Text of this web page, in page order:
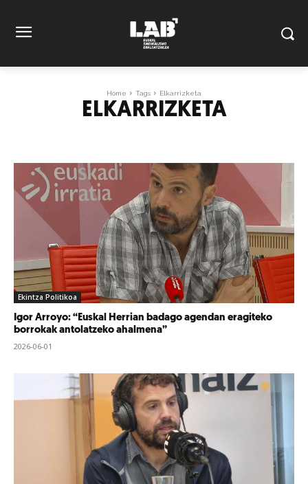
Home Tags Elkarrizketa
ELKARRIZKETA
Ekintza Politikoa
Igor Arroyo: “Euskal Herrian badago agendan eragiteko
borrokak antolatzeko ahalmena”
2026-06-01